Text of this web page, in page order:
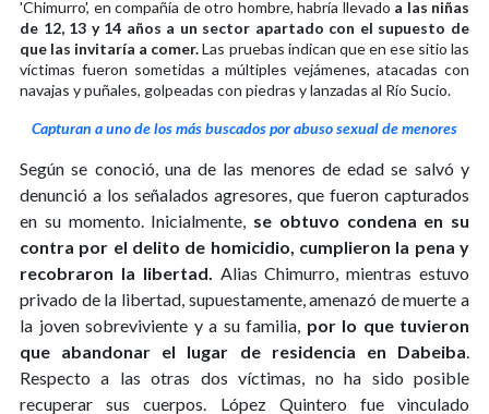
'Chimurro', en compañía de otro hombre, habría llevado a las niñas
de 12, 13 y 14 años a un sector apartado con el supuesto de
que las invitaría a comer.Las pruebas indican que en ese sitio las
víctimas fueron sometidas a múltiples vejámenes, atacadas con
navajas y puñales, golpeadas con piedras y lanzadas al Río Sucio.
Capturan a uno de los más buscados por abuso sexual de menores
Según se conoció, una de las menores de edad se salvó y
denunció a los señalados agresores, que fueron capturados
en su momento. Inicialmente, se obtuvo condena en su
contra por el delito de homicidio, cumplieron la pena y
recobraron la libertad. Alias Chimurro, mientras estuvo
privado de la libertad, supuestamente, amenazó de muerte a
la joven sobreviviente y a su familia, por lo que tuvieron
que abandonar el lugar de residencia en Dabeiba.
Respecto a las otras dos víctimas, no ha sido posible
recuperar sus cuerpos. López Quintero fue vinculado